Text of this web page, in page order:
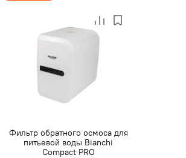
Фильтр обратного осмоса для
питьевой воды Bianchi
Compact PRO